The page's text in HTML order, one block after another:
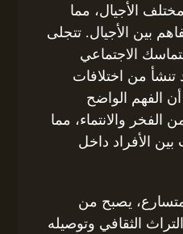
الأجيال، مما
بين الأجيال. تتجلى
الاجتماعي
تنشأ من اختلافات
الفهم الواضح
الفخر والانتماء، مما
بين الأفراد داخل
يصبح من
الثقافي وتوصيله